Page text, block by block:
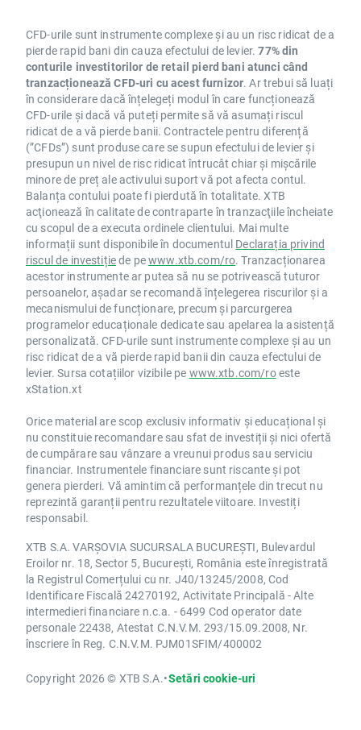
CFD-urile sunt instrumente complexe și au un risc ridicat de a
pierde rapid bani din cauza efectului de levier.77% din
conturile investitorilor de retail pierd bani atunci când
tranzacționează CFD-uri cu acest furnizor. Ar trebui să luați
în considerare dacă înțelegeți modul în care funcționează
CFD-urile și dacă vă puteți permite să vă asumați riscul
ridicat de a vă pierde banii. Contractele pentru diferență
(”CFDs”) sunt produse care se supun efectului de levier și
presupun un nivel de risc ridicat întrucât chiar și mișcările
minore de preț ale activului suport vă pot afecta contul.
Balanța contului poate fi pierdută în totalitate. XTB
acţionează în calitate de contraparte în tranzacţiile încheiate
cu scopul de a executa ordinele clientului. Mai multe
informații sunt disponibile în documentul Declarația privind
riscul de investițiede pewww.xtb.com/ro. Tranzacționarea
acestor instrumente ar putea să nu se potrivească tuturor
persoanelor, așadar se recomandă înțelegerea riscurilor și a
mecanismului de funcționare, precum și parcurgerea
programelor educaționale dedicate sau apelarea la asistență
personalizată. CFD-urile sunt instrumente complexe și au un
risc ridicat de a vă pierde rapid banii din cauza efectului de
levier. Sursa cotațiilor vizibile pe www.xtb.com/roeste
xStation.xt
Orice material are scop exclusiv informativ și educațional și
nu constituie recomandare sau sfat de investiții și nici ofertă
de cumpărare sau vânzare a vreunui produs sau serviciu
financiar. Instrumentele financiare sunt riscante și pot
genera pierderi. Vă amintim că performanțele din trecut nu
reprezintă garanții pentru rezultatele viitoare. Investiți
responsabil.
XTB S.A. VARȘOVIA SUCURSALA BUCUREȘTI, Bulevardul
Eroilor nr. 18, Sector 5, București, România este înregistrată
la Registrul Comerțului cu nr. J40/13245/2008, Cod
Identificare Fiscală 24270192, Activitate Principală - Alte
intermedieri financiare n.c.a. - 6499 Cod operator date
personale 22438, Atestat C.N.V.M. 293/15.09.2008, Nr.
înscriere în Reg. C.N.V.M. PJM01SFIM/400002
Copyright 2026 © XTB S.A.•Setări cookie-uri